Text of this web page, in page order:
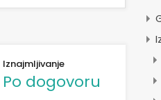
Iznajmljivanje
Po dogovoru